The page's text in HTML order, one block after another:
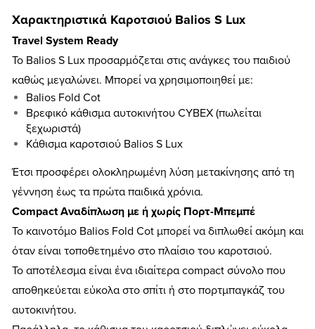
Χαρακτηριστικά Καροτσιού Balios S Lux
Travel System Ready
Το Balios S Lux προσαρμόζεται στις ανάγκες του παιδιού
καθώς μεγαλώνει. Μπορεί να χρησιμοποιηθεί με:
Balios Fold Cot
Βρεφικό κάθισμα αυτοκινήτου CYBEX (πωλείται
ξεχωριστά)
Κάθισμα καροτσιού Balios S Lux
Έτσι προσφέρει ολοκληρωμένη λύση μετακίνησης από τη
γέννηση έως τα πρώτα παιδικά χρόνια.
Compact Αναδίπλωση με ή χωρίς Πορτ-Μπεμπέ
Το καινοτόμο Balios Fold Cot μπορεί να διπλωθεί ακόμη και
όταν είναι τοποθετημένο στο πλαίσιο του καροτσιού.
Το αποτέλεσμα είναι ένα ιδιαίτερα compact σύνολο που
αποθηκεύεται εύκολα στο σπίτι ή στο πορτμπαγκάζ του
αυτοκινήτου.